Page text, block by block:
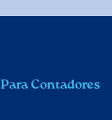
Para Contadores